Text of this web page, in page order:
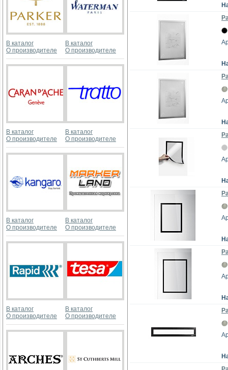
В каталог
О производителе
В каталог
О производителе
В каталог
О производителе
В каталог
О производителе
В каталог
О производителе
В каталог
О производителе
В каталог
О производителе
В каталог
О производителе